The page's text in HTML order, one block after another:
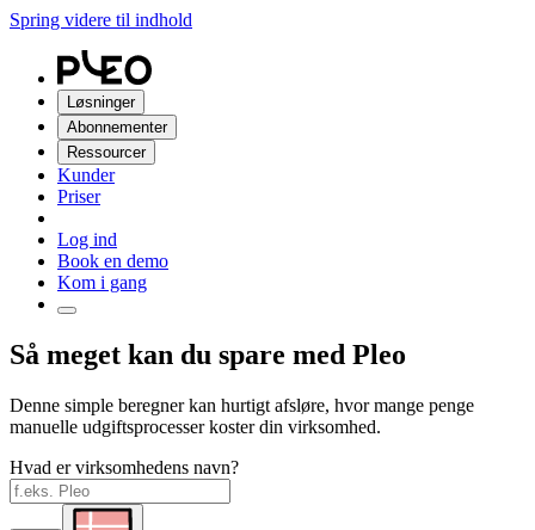
Spring videre til indhold
Løsninger
Abonnementer
Ressourcer
Kunder
Priser
Log ind
Book en demo
Kom i gang
Så meget kan du spare med Pleo
Denne simple beregner kan hurtigt afsløre, hvor mange penge
manuelle udgiftsprocesser koster din virksomhed.
Hvad er virksomhedens navn?